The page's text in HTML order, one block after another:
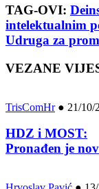
TAG-OVI:
intelektualnim
Udruga za
VEZANE
TrisComHr● 21/
HDZ i MOST:
Pronađen je